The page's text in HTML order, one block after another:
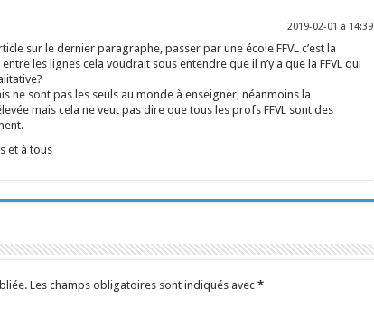
2019-02-01 à 14:39
sur le dernier paragraphe, passer par une école FFVL c’est la
les lignes cela voudrait sous entendre que il n’y a que la FFVL qui
ne sont pas les seuls au monde à enseigner, néanmoins la
mais cela ne veut pas dire que tous les profs FFVL sont des
et à tous
Les champs obligatoires sont indiqués avec *